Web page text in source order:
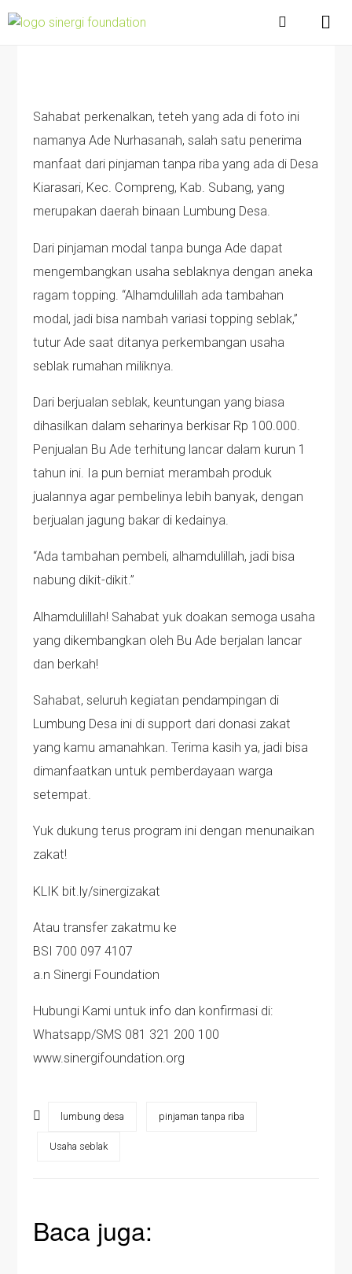
Sahabat perkenalkan, teteh yang ada di foto ini
namanya Ade Nurhasanah, salah satu penerima
manfaat dari pinjaman tanpa riba yang ada di Desa
Kiarasari, Kec. Compreng, Kab. Subang, yang
merupakan daerah binaan Lumbung Desa.
Dari pinjaman modal tanpa bunga Ade dapat
mengembangkan usaha seblaknya dengan aneka
ragam topping. “Alhamdulillah ada tambahan
modal, jadi bisa nambah variasi topping seblak,”
tutur Ade saat ditanya perkembangan usaha
seblak rumahan miliknya.
Dari berjualan seblak, keuntungan yang biasa
dihasilkan dalam seharinya berkisar Rp 100.000.
Penjualan Bu Ade terhitung lancar dalam kurun 1
tahun ini. Ia pun berniat merambah produk
jualannya agar pembelinya lebih banyak, dengan
berjualan jagung bakar di kedainya.
“Ada tambahan pembeli, alhamdulillah, jadi bisa
nabung dikit-dikit.”
Alhamdulillah! Sahabat yuk doakan semoga usaha
yang dikembangkan oleh Bu Ade berjalan lancar
dan berkah!
Sahabat, seluruh kegiatan pendampingan di
Lumbung Desa ini di support dari donasi zakat
yang kamu amanahkan. Terima kasih ya, jadi bisa
dimanfaatkan untuk pemberdayaan warga
setempat.
Yuk dukung terus program ini dengan menunaikan
zakat!
KLIK bit.ly/sinergizakat
Atau transfer zakatmu ke
BSI 700 097 4107
a.n Sinergi Foundation
Hubungi Kami untuk info dan konfirmasi di:
Whatsapp/SMS 081 321 200 100
www.sinergifoundation.org
lumbung desa pinjaman tanpa riba
Usaha seblak
Baca juga: